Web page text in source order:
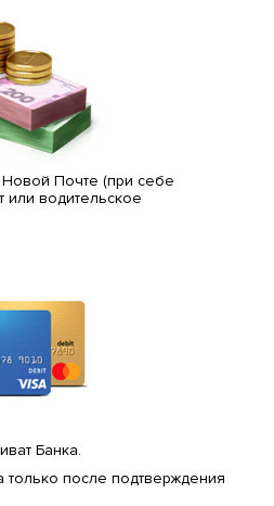
Почте (при себе
или водительское
Банка.
только после подтверждения